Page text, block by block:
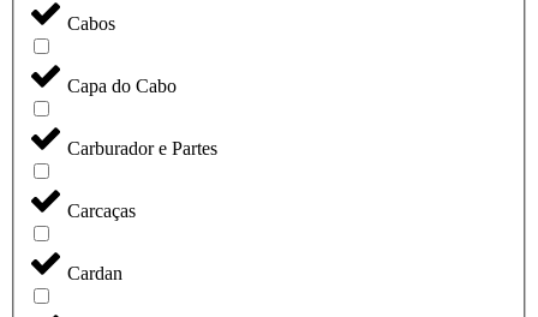
Cabos
Capa do Cabo
Carburador e Partes
Carcaças
Cardan